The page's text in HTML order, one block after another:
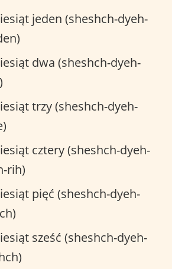
jeden (sheshch-dyeh-
dwa (sheshch-dyeh-
trzy (sheshch-dyeh-
cztery (sheshch-dyeh-
rih)
pięć (sheshch-dyeh-
sześć (sheshch-dyeh-